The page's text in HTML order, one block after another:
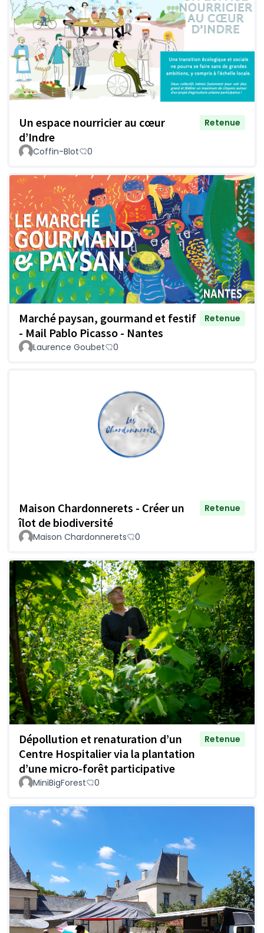
Un espace nourricier au cœur
d’Indre
Retenue
Coffin-Blot 0
Marché paysan, gourmand et festif
- Mail Pablo Picasso - Nantes
Retenue
Laurence Goubet 0
Maison Chardonnerets - Créer un
îlot de biodiversité
Retenue
Maison Chardonnerets 0
Dépollution et renaturation d’un
Centre Hospitalier via la plantation
d’une micro-forêt participative
Retenue
MiniBigForest 0